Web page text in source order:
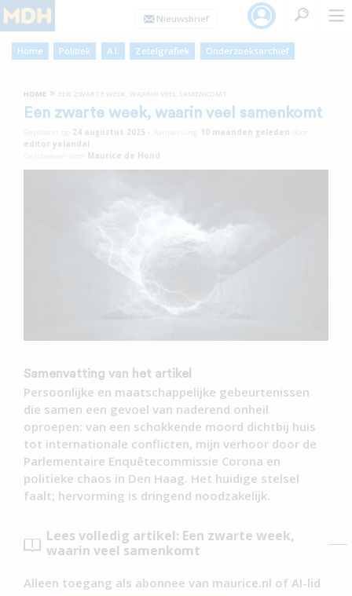
Home Politiek A.I. Zetelgrafiek Onderzoeksarchief
HOME »
Een zwarte week, waarin veel samenkomt
24 augustus 2025 10 maanden geleden
editor yolandal
Maurice de Hond
Samenvatting van het artikel
Persoonlijke en maatschappelijke gebeurtenissen
die samen een gevoel van naderend onheil
oproepen: van een schokkende moord dichtbij huis
tot internationale conflicten, mijn verhoor door de
Parlementaire Enquêtecommissie Corona en
politieke chaos in Den Haag. Het huidige stelsel
faalt; hervorming is dringend noodzakelijk.
Lees volledig artikel: Een zwarte week,
waarin veel samenkomt
Alleen toegang als abonnee van maurice.nl of AI-lid